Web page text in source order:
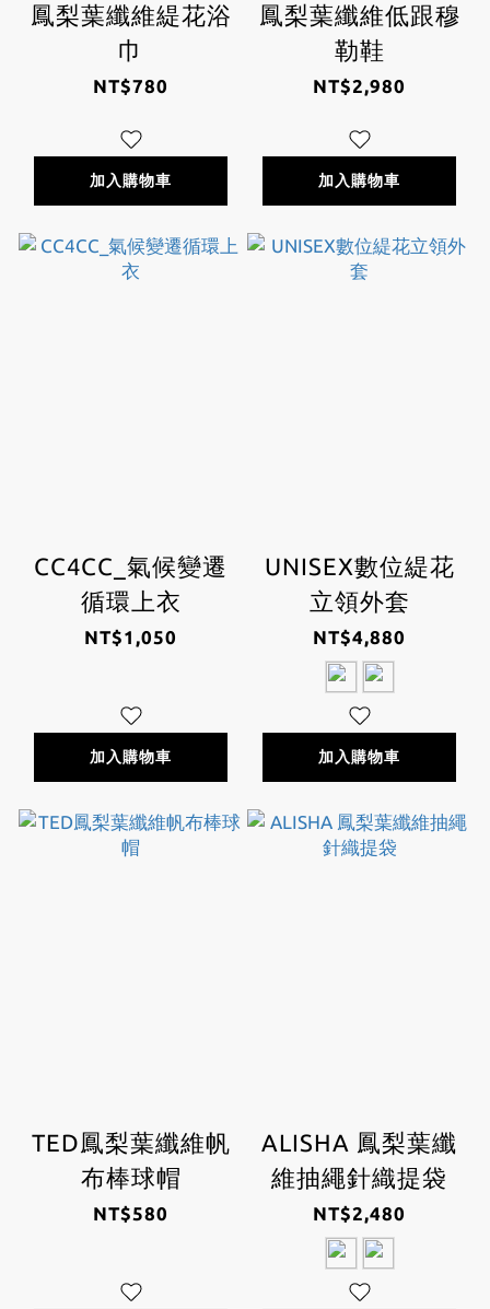
鳳梨葉纖維緹花浴
巾
NT$780
加入購物車
鳳梨葉纖維低跟穆
勒鞋
NT$2,980
加入購物車
CC4CC_氣候變遷
循環上衣
NT$1,050
加入購物車
UNISEX數位緹花
立領外套
NT$4,880
加入購物車
TED鳳梨葉纖維帆
布棒球帽
NT$580
ALISHA 鳳梨葉纖
維抽繩針織提袋
NT$2,480